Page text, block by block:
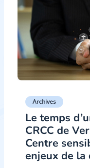
Archives
Le temps
CRCC de
Centre
enjeux de